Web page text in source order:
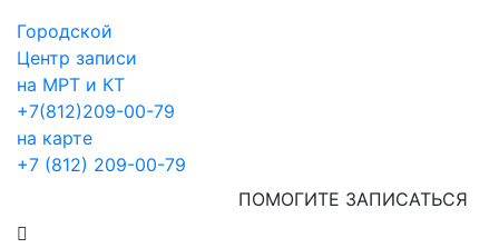
Городской
Центр записи
на МРТ и КТ
+7(812)209-00-79
на карте
+7 (812) 209-00-79
ПОМОГИТЕ ЗАПИСАТЬСЯ